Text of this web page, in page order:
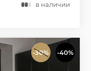
в наличии
-30% -40%